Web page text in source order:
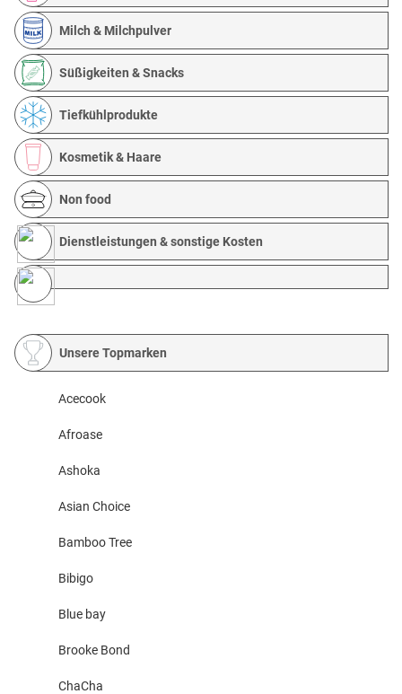
Milch & Milchpulver
Süßigkeiten & Snacks
Tiefkühlprodukte
Kosmetik & Haare
Non food
Dienstleistungen & sonstige Kosten
Unsere Topmarken
Acecook
Afroase
Ashoka
Asian Choice
Bamboo Tree
Bibigo
Blue bay
Brooke Bond
ChaCha